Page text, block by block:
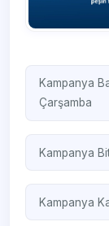
Kampanya
Çarşamba
Kampanya
Kampanya